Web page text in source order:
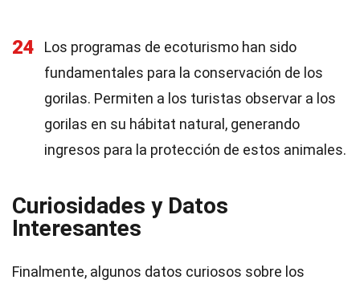
24
Los programas de ecoturismo han sido
fundamentales para la conservación de los
gorilas. Permiten a los turistas observar a los
gorilas en su hábitat natural, generando
ingresos para la protección de estos animales.
Curiosidades y Datos
Interesantes
Finalmente, algunos datos curiosos sobre los